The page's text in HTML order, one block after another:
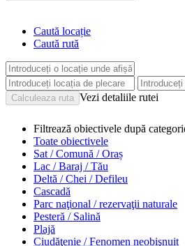
Caută locație
Caută rută
Vezi detaliile rutei
Filtrează obiectivele după
Toate obiectivele
Sat / Comună / Oraș
Lac / Baraj / Tău
Deltă / Chei / Defileu
Cascadă
Parc naţional / rezervaţii naturale
Pesteră / Salină
Plajă
Ciudăţenie / Fenomen neobişnuit